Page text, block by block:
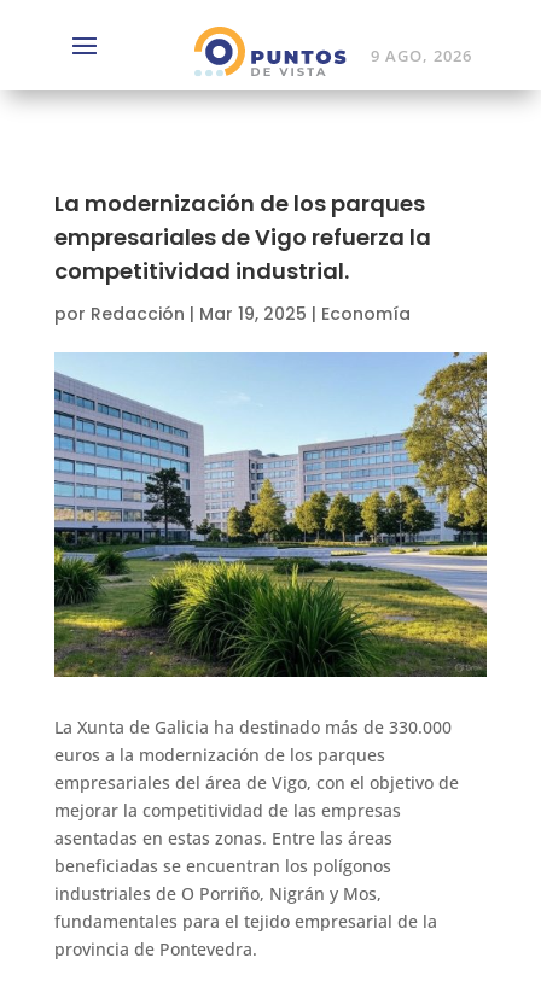
9 AGO, 2026
La modernización de los parques
empresariales de Vigo refuerza la
competitividad industrial.
por Redacción | Mar 19, 2025 | Economía
La Xunta de Galicia ha destinado más de 330.000
euros a la modernización de los parques
empresariales del área de Vigo, con el objetivo de
mejorar la competitividad de las empresas
asentadas en estas zonas. Entre las áreas
beneficiadas se encuentran los polígonos
industriales de O Porriño, Nigrán y Mos,
fundamentales para el tejido empresarial de la
provincia de Pontevedra.